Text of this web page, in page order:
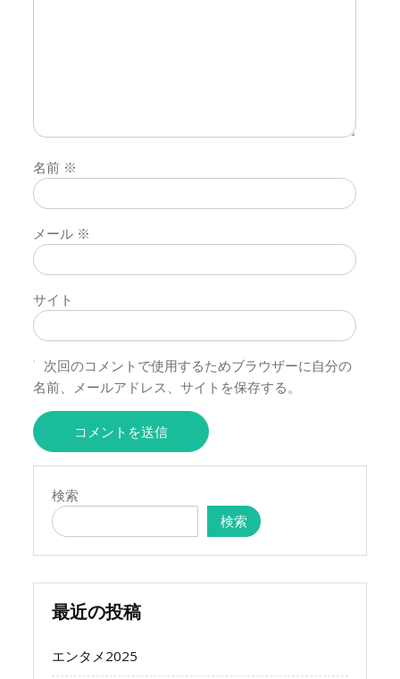
名前 ※
メール ※
サイト
次回のコメントで使用するためブラウザーに自分の
名前、メールアドレス、サイトを保存する。
検索
検索
最近の投稿
エンタメ2025